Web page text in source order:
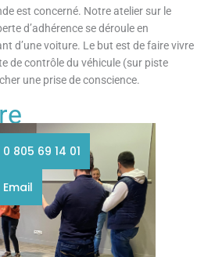
est concerné. Notre atelier sur le
d’adhérence se déroule en
d’une voiture. Le but est de faire vivre
de contrôle du véhicule (sur piste
une prise de conscience.
0 805 69 14 01
Email